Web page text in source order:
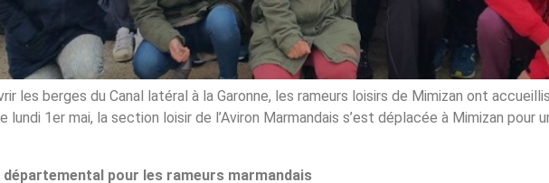
les berges du Canal latéral à la Garonne, les rameurs loisirs de Mimizan ont
lundi 1er mai, la section loisir de l’Aviron Marmandais s’est déplacée à Mimizan
pour les rameurs marmandais